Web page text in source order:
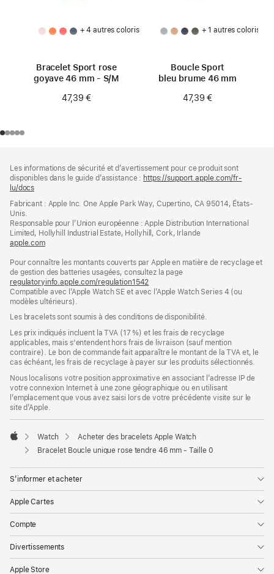
+ 4 autres coloris
Bracelet Sport rose
goyave 46 mm - S/M
47,39 €
+ 1 autres coloris
Boucle Sport
bleu brume 46 mm
47,39 €
de
page
de
bas
page
Les informations de sécurité et d’avertissement pour ce produit sont
disponibles dans le guide d’assistance : https://support.apple.com/fr-
lu/docs
une
fenêtre)
Fabricant : Apple Inc. One Apple Park Way, Cupertino, CA 95014, États-
Unis.
Responsable pour l’Union européenne : Apple Distribution International
Limited, Hollyhill Industrial Estate, Hollyhill, Cork, Irlande
apple.com(s’ouvre
une
nouvelle
fenêtre)
Pour connaître les montants couverts par Apple en matière de recyclage et
de gestion des batteries usagées, consultez la page
regulatoryinfo.apple.com/regulation1542
dans
nouvelle
fenêtre)
Compatible avec l’Apple Watch SE et avec l’Apple Watch Series 4 (ou
modèles ultérieurs).
Les bracelets sont soumis à des conditions de disponibilité.
Les prix indiqués incluent la TVA (17 %) et les frais de recyclage
applicables, mais s'entendent hors frais de livraison (sauf mention
contraire). Le bon de commande fait apparaître le montant de la TVA et, le
cas échéant, les frais de recyclage à payer sur les produits sélectionnés.
Nous localisons votre position approximative en associant l’adresse IP de
votre connexion Internet à une zone géographique ou en utilisant
l’emplacement que vous avez saisi lors de votre précédente visite sur le
site d’Apple.
Apple
Watch
Acheter des bracelets Apple Watch
Bracelet Boucle unique rose tendre 46 mm - Taille 0
S’informer et acheter
Apple Cartes
Compte
Divertissements
Apple Store